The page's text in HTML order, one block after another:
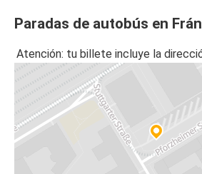
Paradas de autobús en
Atención: tu billete incluye la